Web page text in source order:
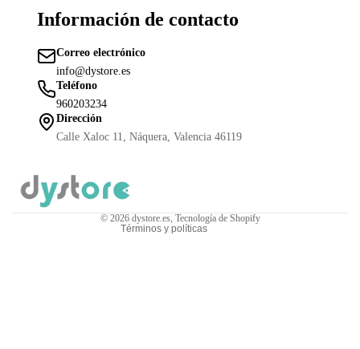
Información de contacto
Correo electrónico
info@dystore.es
Teléfono
960203234
Dirección
Calle Xaloc 11, Náquera, Valencia 46119
© 2026 dystore.es, Tecnología de Shopify
Términos y políticas
Política de reembolso
Política de privacidad
Términos del servicio
Información de contacto
Aviso legal